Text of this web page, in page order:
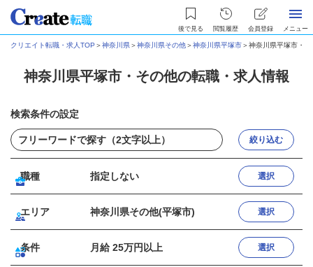
後で見る 閲覧履歴 会員登録 メニュー
クリエイト転職・求人TOP ＞神奈川県＞神奈川県その他＞神奈川県平塚市＞神奈川県平塚市・
神奈川県平塚市・その他の転職・求人情報
検索条件の設定
絞り込む
職種 指定しない 選択
エリア 神奈川県その他(平塚市) 選択
条件 月給 25万円以上 選択